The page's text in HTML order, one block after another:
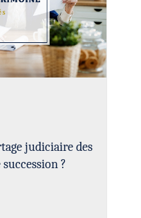
judiciaire des
?